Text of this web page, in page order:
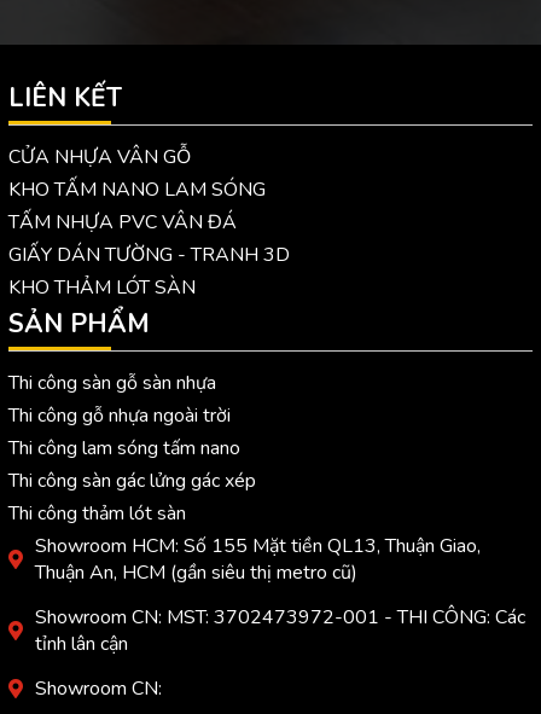
LIÊN KẾT
CỬA NHỰA VÂN GỖ
KHO TẤM NANO LAM SÓNG
TẤM NHỰA PVC VÂN ĐÁ
GIẤY DÁN TƯỜNG - TRANH 3D
KHO THẢM LÓT SÀN
SẢN PHẨM
Thi công sàn gỗ sàn nhựa
Thi công gỗ nhựa ngoài trời
Thi công lam sóng tấm nano
Thi công sàn gác lửng gác xép
Thi công thảm lót sàn
Showroom HCM: Số 155 Mặt tiền QL13, Thuận Giao,
Thuận An, HCM (gần siêu thị metro cũ)
Showroom CN: MST: 3702473972-001 - THI CÔNG: Các
tỉnh lân cận
Showroom CN: